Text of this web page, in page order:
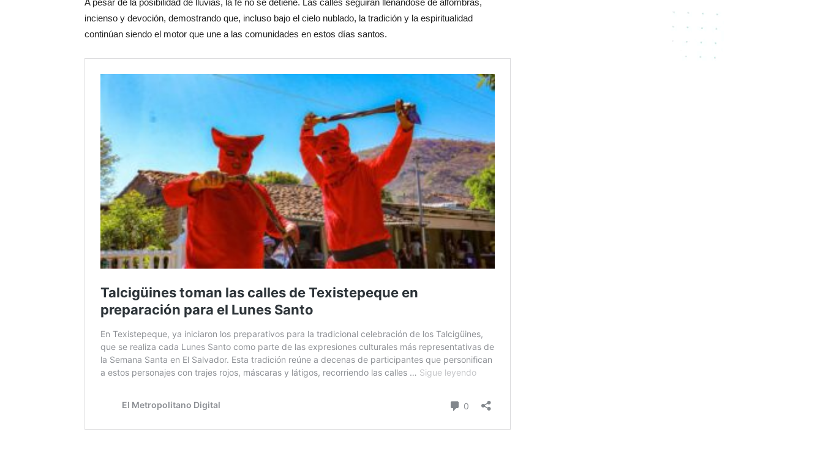
A pesar de la posibilidad de lluvias, la fe no se detiene. Las calles seguirán llenándose de alfombras,
incienso y devoción, demostrando que, incluso bajo el cielo nublado, la tradición y la espiritualidad
continúan siendo el motor que une a las comunidades en estos días santos.